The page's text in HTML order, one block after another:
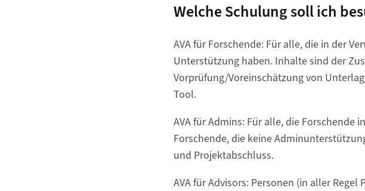
Welche Schulung soll ich
AVA für Forschende: Für alle, die in der
Unterstützung haben. Inhalte sind der
Vorprüfung/Voreinschätzung von
Tool.
AVA für Admins: Für alle, die
Forschende, die keine
und Projektabschluss.
AVA für Advisors: Personen (in aller